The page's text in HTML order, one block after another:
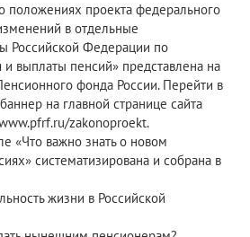
положениях проекта федерального
в отдельные
Российской Федерации по
и выплаты пенсий» представлена на
фонда России. Перейти в
на главной странице сайта
zakonoproekt.
«Что важно знать о новом
систематизирована и собрана в
жизни в Российской